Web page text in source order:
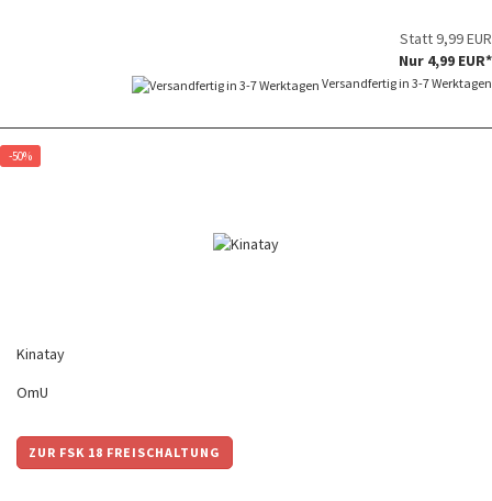
Statt 9,99 EUR
Nur 4,99 EUR*
Versandfertig in 3-7 Werktagen
-50%
Kinatay
OmU
ZUR FSK 18 FREISCHALTUNG